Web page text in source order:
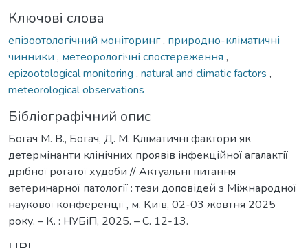
Ключові слова
епізоотологічний моніторинг, природно-кліматичні
чинники , метеорологічні спостереження ,
epizootological monitoring , natural and climatic factors ,
meteorological observations
Бібліографічний опис
Богач М. В., Богач, Д. М. Кліматичні фактори як
детермінанти клінічних проявів інфекційної агалактії
дрібної рогатої худоби // Актуальні питання
ветеринарної патології : тези доповідей з Міжнародної
наукової конференції , м. Київ, 02-03 жовтня 2025
року. – К. : НУБіП, 2025. – С. 12-13.